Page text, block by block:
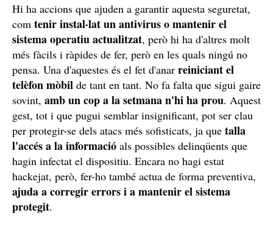
Hi ha accions que ajuden a garantir aquesta seguretat,
com tenir instal·lat un antivirus o mantenir el
sistema operatiu actualitzat, però hi ha d'altres molt
més fàcils i ràpides de fer, però en les quals ningú no
pensa. Una d'aquestes és el fet d'anar reiniciant el
telèfon mòbil de tant en tant. No fa falta que sigui gaire
sovint, amb un cop a la setmana n'hi ha prou. Aquest
gest, tot i que pugui semblar insignificant, pot ser clau
per protegir-se dels atacs més sofisticats, ja que talla
l'accés a la informació als possibles delinqüents que
hagin infectat el dispositiu. Encara no hagi estat
hackejat, però, fer-ho també actua de forma preventiva,
ajuda a corregir errors i a mantenir el sistema
protegit.